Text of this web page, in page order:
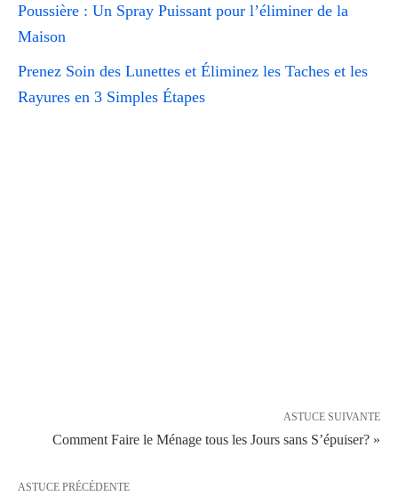
Poussière : Un Spray Puissant pour l’éliminer de la
Maison
Prenez Soin des Lunettes et Éliminez les Taches et les
Rayures en 3 Simples Étapes
ASTUCE SUIVANTE
Comment Faire le Ménage tous les Jours sans S’épuiser? »
ASTUCE PRÉCÉDENTE